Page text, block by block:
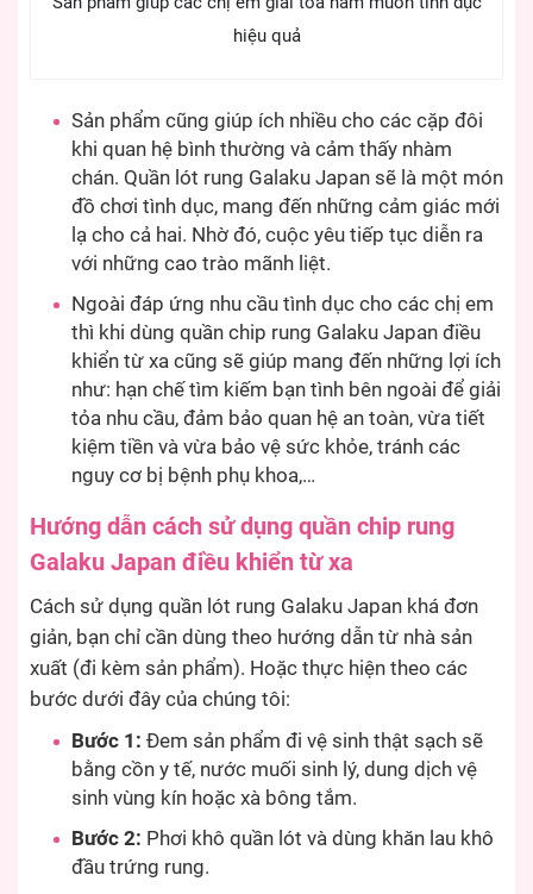
hiệu quả
Sản phẩm cũng giúp ích nhiều cho các cặp đôi
khi quan hệ bình thường và cảm thấy nhàm
chán. Quần lót rung Galaku Japan sẽ là một món
đồ chơi tình dục, mang đến những cảm giác mới
lạ cho cả hai. Nhờ đó, cuộc yêu tiếp tục diễn ra
với những cao trào mãnh liệt.
Ngoài đáp ứng nhu cầu tình dục cho các chị em
thì khi dùng quần chip rung Galaku Japan điều
khiển từ xa cũng sẽ giúp mang đến những lợi ích
như: hạn chế tìm kiếm bạn tình bên ngoài để giải
tỏa nhu cầu, đảm bảo quan hệ an toàn, vừa tiết
kiệm tiền và vừa bảo vệ sức khỏe, tránh các
nguy cơ bị bệnh phụ khoa,…
Hướng dẫn cách sử dụng quần chip rung
Galaku Japan điều khiển từ xa
Cách sử dụng quần lót rung Galaku Japan khá đơn
giản, bạn chỉ cần dùng theo hướng dẫn từ nhà sản
xuất (đi kèm sản phẩm). Hoặc thực hiện theo các
bước dưới đây của chúng tôi:
Bước 1: Đem sản phẩm đi vệ sinh thật sạch sẽ
bằng cồn y tế, nước muối sinh lý, dung dịch vệ
sinh vùng kín hoặc xà bông tắm.
Bước 2: Phơi khô quần lót và dùng khăn lau khô
đầu trứng rung.